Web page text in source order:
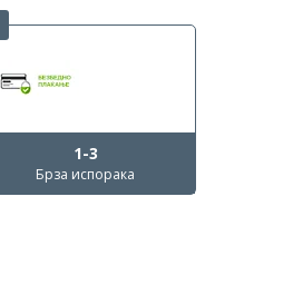
1-3
Брза испорака